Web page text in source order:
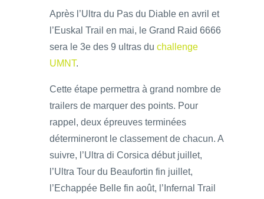
Après l’Ultra du Pas du Diable en avril et
l’Euskal Trail en mai, le Grand Raid 6666
sera le 3e des 9 ultras du challenge
UMNT.
Cette étape permettra à grand nombre de
trailers de marquer des points. Pour
rappel, deux épreuves terminées
détermineront le classement de chacun. A
suivre, l’Ultra di Corsica début juillet,
l’Ultra Tour du Beaufortin fin juillet,
l’Echappée Belle fin août, l’Infernal Trail